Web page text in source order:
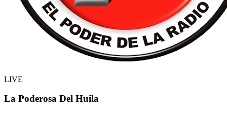
LIVE
La Poderosa Del Huila